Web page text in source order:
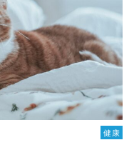
健康